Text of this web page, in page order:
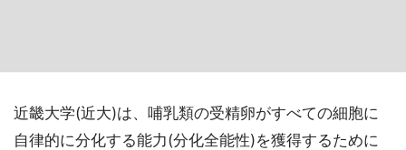
近畿大学(近大)は、哺乳類の受精卵がすべての細胞に
自律的に分化する能力(分化全能性)を獲得するために